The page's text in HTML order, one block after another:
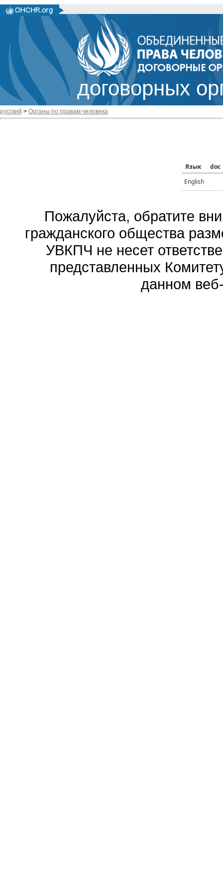
договорных
русский > Органы по правам человека
Язык
doc
English
Пожалуйста, обратите
гражданского общества
УВКПЧ не несет
представленных
данном